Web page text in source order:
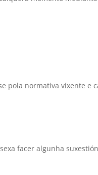
pola normativa
facer algunha